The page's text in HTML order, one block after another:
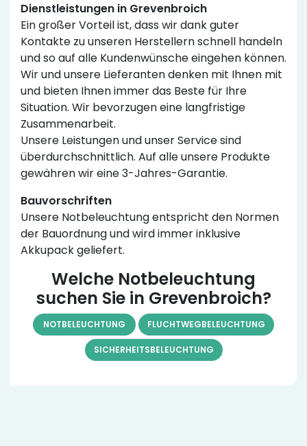
Dienstleistungen in Grevenbroich
Ein großer Vorteil ist, dass wir dank guter
Kontakte zu unseren Herstellern schnell handeln
und so auf alle Kundenwünsche eingehen können.
Wir und unsere Lieferanten denken mit Ihnen mit
und bieten Ihnen immer das Beste für Ihre
Situation. Wir bevorzugen eine langfristige
Zusammenarbeit.
Unsere Leistungen und unser Service sind
überdurchschnittlich. Auf alle unsere Produkte
gewähren wir eine 3-Jahres-Garantie.
Bauvorschriften
Unsere Notbeleuchtung entspricht den Normen
der Bauordnung und wird immer inklusive
Akkupack geliefert.
Welche Notbeleuchtung
suchen Sie in Grevenbroich?
NOTBELEUCHTUNG FLUCHTWEGBELEUCHTUNG
SICHERHEITSBELEUCHTUNG